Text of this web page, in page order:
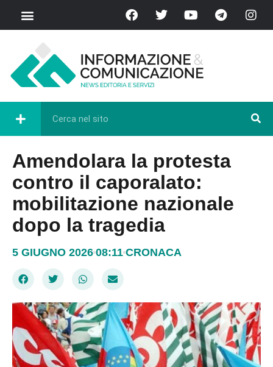
Amendolara la protesta
contro il caporalato:
mobilitazione nazionale
dopo la tragedia
5 GIUGNO 2026 08:11 CRONACA